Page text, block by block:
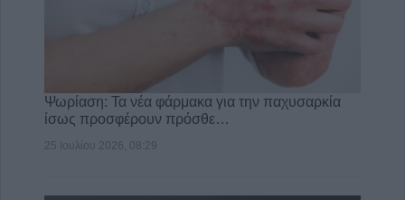
Ψωρίαση: Τα νέα φάρμακα για την παχυσαρκία
ίσως προσφέρουν πρόσθε…
25 Ιουλίου 2026, 08:29